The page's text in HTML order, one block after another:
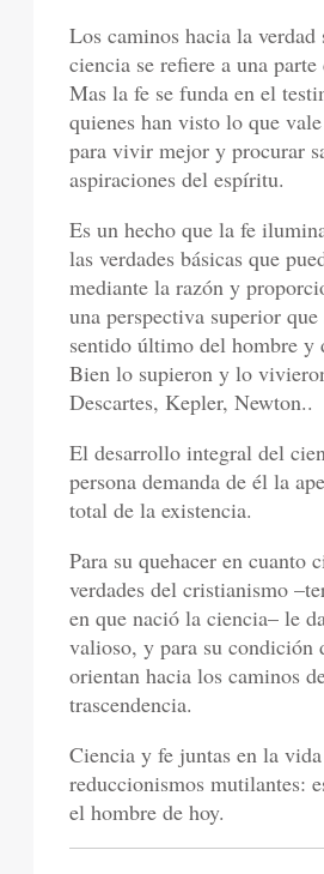
Los caminos hacia la
ciencia se refiere a una
Mas la fe se funda en el
quienes han visto lo que
para vivir mejor y procurar
aspiraciones del espíritu.
Es un hecho que la fe
las verdades básicas que
mediante la razón y
una perspectiva superior que
sentido último del hombre y
Bien lo supieron y lo
Descartes, Kepler, Newton..
El desarrollo integral del
persona demanda de él la
total de la existencia.
Para su quehacer en cuanto
verdades del cristianismo
en que nació la ciencia– le
valioso, y para su condición
orientan hacia los caminos
trascendencia.
Ciencia y fe juntas en la
reduccionismos mutilantes:
el hombre de hoy.